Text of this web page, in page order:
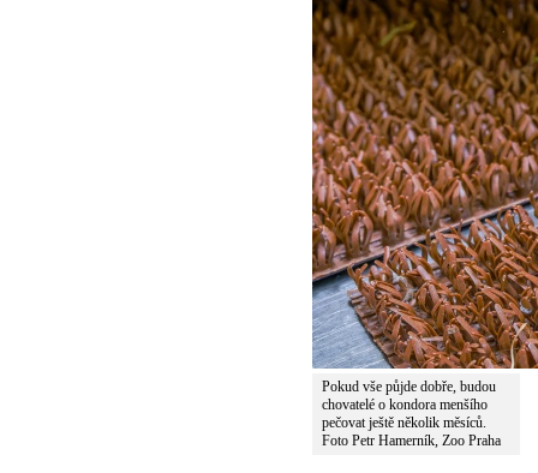
Pokud vše půjde dobře, budou
chovatelé o kondora menšího
pečovat ještě několik měsíců.
Foto Petr Hamerník, Zoo Praha